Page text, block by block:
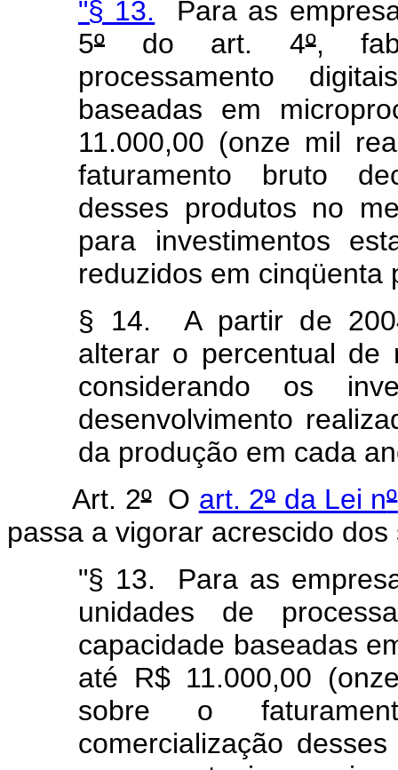
"§ 13. Para as
5º do art. 4º,
processamento
baseadas em
11.000,00 (onze mil
faturamento bruto
desses produtos no
para investimentos
reduzidos em cinqüenta
§ 14. A partir de
alterar o percentual de
considerando os
desenvolvimento
da produção em cada
Art. 2ºO art. 2ºda Lei nº
passa a vigorar acrescido
"§ 13. Para as
unidades de
capacidade baseadas
até R$ 11.000,00
sobre o
comercialização